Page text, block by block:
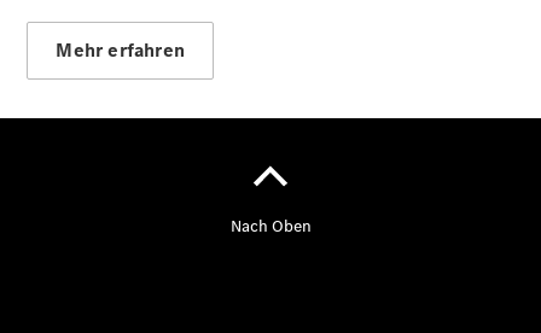
Vito
Kastenwagen
eVito
- elektrisch
Vito Tourer
Tourer -
Mehr erfahren